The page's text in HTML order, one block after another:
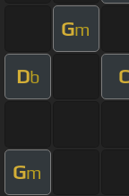
Gm
Db C
Gm